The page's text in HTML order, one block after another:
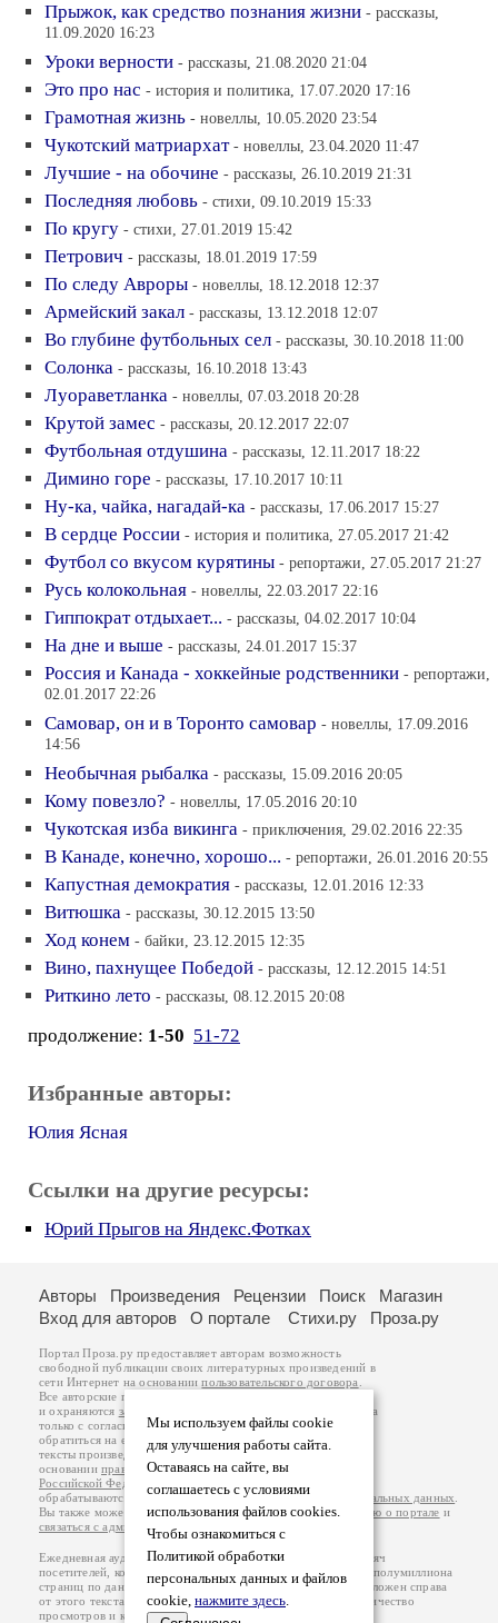
Прыжок, как средство познания жизни - рассказы,
11.09.2020 16:23
Уроки верности - рассказы, 21.08.2020 21:04
Это про нас - история и политика, 17.07.2020 17:16
Грамотная жизнь - новеллы, 10.05.2020 23:54
Чукотский матриархат - новеллы, 23.04.2020 11:47
Лучшие - на обочине - рассказы, 26.10.2019 21:31
Последняя любовь - стихи, 09.10.2019 15:33
По кругу - стихи, 27.01.2019 15:42
Петрович - рассказы, 18.01.2019 17:59
По следу Авроры - новеллы, 18.12.2018 12:37
Армейский закал - рассказы, 13.12.2018 12:07
Во глубине футбольных сел - рассказы, 30.10.2018 11:00
Солонка - рассказы, 16.10.2018 13:43
Луораветланка - новеллы, 07.03.2018 20:28
Крутой замес - рассказы, 20.12.2017 22:07
Футбольная отдушина - рассказы, 12.11.2017 18:22
Димино горе - рассказы, 17.10.2017 10:11
Ну-ка, чайка, нагадай-ка - рассказы, 17.06.2017 15:27
В сердце России - история и политика, 27.05.2017 21:42
Футбол со вкусом курятины - репортажи, 27.05.2017 21:27
Русь колокольная - новеллы, 22.03.2017 22:16
Гиппократ отдыхает... - рассказы, 04.02.2017 10:04
На дне и выше - рассказы, 24.01.2017 15:37
Россия и Канада - хоккейные родственники - репортажи,
02.01.2017 22:26
Самовар, он и в Торонто самовар - новеллы, 17.09.2016
14:56
Необычная рыбалка - рассказы, 15.09.2016 20:05
Кому повезло? - новеллы, 17.05.2016 20:10
Чукотская изба викинга - приключения, 29.02.2016 22:35
В Канаде, конечно, хорошо... - репортажи, 26.01.2016 20:55
Капустная демократия - рассказы, 12.01.2016 12:33
Витюшка - рассказы, 30.12.2015 13:50
Ход конем - байки, 23.12.2015 12:35
Вино, пахнущее Победой - рассказы, 12.12.2015 14:51
Риткино лето - рассказы, 08.12.2015 20:08
продолжение: 1-50 51-72
Избранные авторы:
Юлия Ясная
Ссылки на другие ресурсы:
Юрий Прыгов на Яндекс.Фотках
Мы используем файлы cookie
для улучшения работы сайта.
Оставаясь на сайте, вы
соглашаетесь с условиями
использования файлов cookies.
Чтобы ознакомиться с
Политикой обработки
персональных данных и файлов
cookie, нажмите здесь.
Авторы Произведения Рецензии Поиск
Магазин
Вход для авторов
О портале Стихи.ру Проза.ру
Портал Проза.ру предоставляет авторам возможность
свободной публикации своих литературных произведений в
сети Интернет на основаниипользовательского договора
Все авторские права на произведения принадлежат авторам
и охраняются законом
. Перепечатка произведений возможна
только с согласия его автора, к которому вы можете
обратиться на его авторской странице. Ответственность за
тексты произведений авторы несут самостоятельно на
основанииправил публикацииизаконодательства
Российской Федерации
обрабатываются на основанииПолитики обработки персональных данных
Вы также можете посмотреть более подробнуюинформацию о портале и
связаться с администрацией
Ежедневная аудитория портала Проза.ру – порядка 100 тысяч
посетителей, которые в общей сумме просматривают более полумиллиона
страниц по данным счетчика посещаемости, который расположен справа
от этого текста. В каждой графе указано по две цифры: количество
просмотров и количество посетителей.